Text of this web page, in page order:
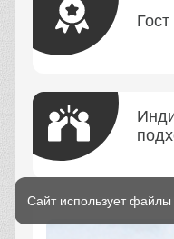
Сайт использует файлы